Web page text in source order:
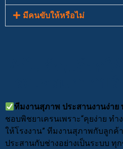
มีคนขับให้หรือไม่
ทีมงานสุภาพ ประสานงานง่าย
ชอบพิชยาเครนเพราะ“คุยง่าย ท
ให้โรงงาน” ทีมงานสุภาพกับลูก
ประสานกับช่างอย่างเป็นระบบ ทุ